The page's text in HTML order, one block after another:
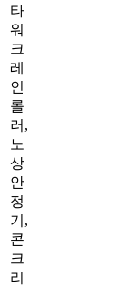
타
워
크
레
인
롤
러,
노
상
안
정
기,
콘
크
리